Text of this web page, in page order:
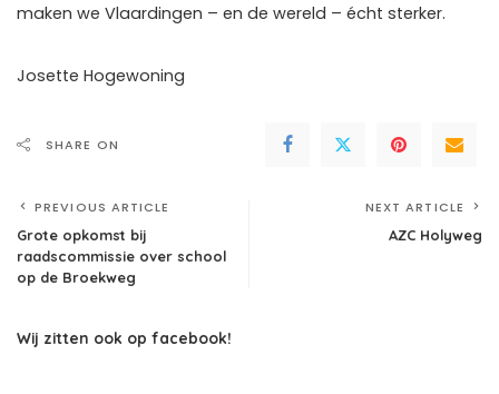
maken we Vlaardingen – en de wereld – écht sterker.
Josette Hogewoning
SHARE ON
PREVIOUS ARTICLE
Grote opkomst bij
raadscommissie over school
op de Broekweg
NEXT ARTICLE
AZC Holyweg
Wij zitten ook op facebook!